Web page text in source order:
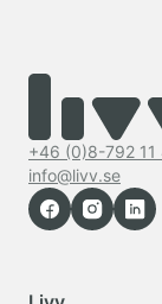
+46 (0)8-792 11
info@livv.se